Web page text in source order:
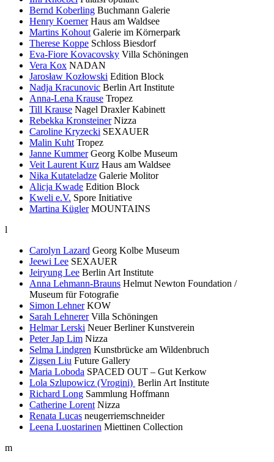
Bernd Koberling Buchmann Galerie
Henry Koerner Haus am Waldsee
Martins Kohout Galerie im Körnerpark
Therese Koppe Schloss Biesdorf
Eva-Fiore Kovacovsky Villa Schöningen
Vera Kox NADAN
Jarosław Kozłowski Edition Block
Nadja Kracunovic Berlin Art Institute
Anna-Lena Krause Tropez
Till Krause Nagel Draxler Kabinett
Rebekka Kronsteiner Nizza
Caroline Kryzecki SEXAUER
Malin Kuht Tropez
Janne Kummer Georg Kolbe Museum
Veit Laurent Kurz Haus am Waldsee
Nika Kutateladze Galerie Molitor
Alicja Kwade Edition Block
Kweli e.V. Spore Initiative
Martina Kügler MOUNTAINS
l
Carolyn Lazard Georg Kolbe Museum
Jeewi Lee SEXAUER
Jeiryung Lee Berlin Art Institute
Anna Lehmann-Brauns Helmut Newton Foundation /
Museum für Fotografie
Simon Lehner KOW
Sarah Lehnerer Villa Schöningen
Helmar Lerski Neuer Berliner Kunstverein
Peter Jap Lim Nizza
Selma Lindgren Kunstbrücke am Wildenbruch
Zigsen Liu Future Gallery
Maria Loboda SPACED OUT – Gut Kerkow
Lola Szlupowicz (Vrogini) Berlin Art Institute
Richard Long Sammlung Hoffmann
Catherine Lorent Nizza
Renata Lucas neugerriemschneider
Leena Luostarinen Miettinen Collection
m